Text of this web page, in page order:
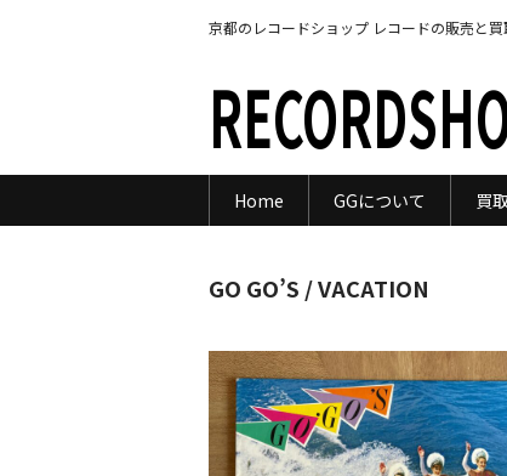
京都のレコードショップ レコードの販売と買
Home GGについて 買
GO GO’S / VACATION